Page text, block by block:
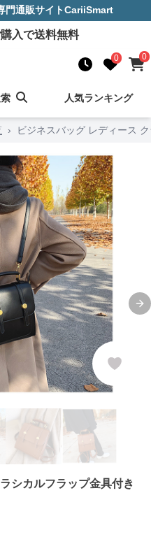
門通販サイトCariiSmart
入で送料無料
0 0
人気ランキング
› ビジネスバッグ レディース
シカルフラップ金具付き